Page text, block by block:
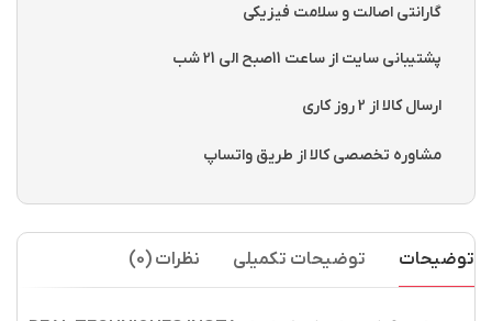
گارانتی اصالت و سلامت فیزیکی
پشتیبانی سایت از ساعت 11صبح الی 21 شب
ارسال کالا از 2 روز کاری
مشاوره تخصصی کالا از طریق واتساپ
توضیحات توضیحات تکمیلی نظرات (0)